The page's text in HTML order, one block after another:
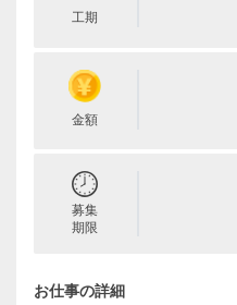
工期
金額
募集
期限
お仕事の詳細